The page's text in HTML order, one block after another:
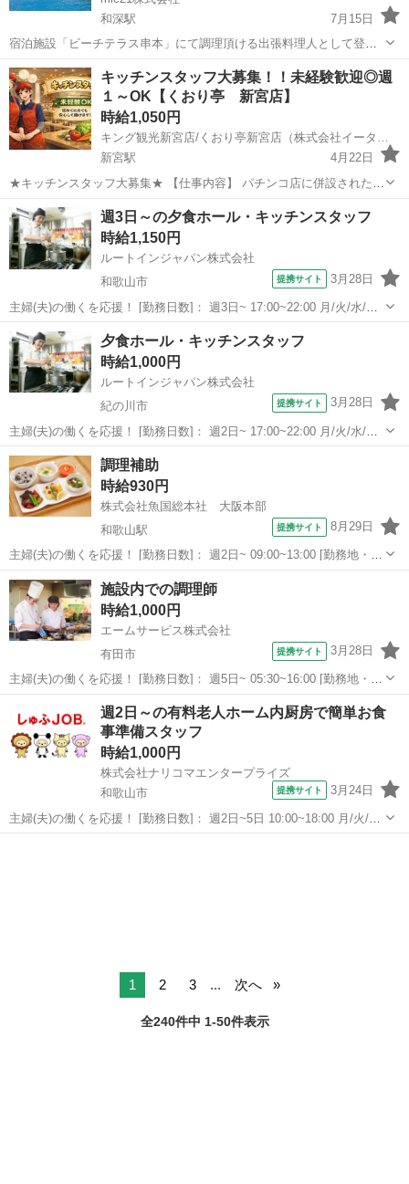
和深駅
7月15日
宿泊施設「ビーチテラス串本」にて調理頂ける出張料理人として登録
して頂ける方を募集しております。 和食・洋食などジャンルは問いま
せん。 お客様のご要望と登録いただいた調理人さんをマッチングさせ
て依頼のご相談をさせて頂きます...
和歌山 東牟婁郡 キッチン 宿泊施設
キッチンスタッフ大募集！！未経験歓迎◎週
１～OK【くおり亭 新宮店】
時給1,050円
キング観光新宮店/くおり亭新宮店（株式会社イータリー）
新宮駅
4月22日
★キッチンスタッフ大募集★ 【仕事内容】 パチンコ店に併設された飲
食店でのお仕事です！ 当店は【食券制】のためオーダーを取ることは
ありません。 キッチンでは、簡単な調理を行っていただきます！ 難し
い作業はあ...
和歌山 新宮市 新宮駅 キッチン 時給
週3日～の夕食ホール・キッチンスタッフ
時給1,150円
ルートインジャパン株式会社
和歌山市
提携サイト 3月28日
主婦(夫)の働くを応援！ [勤務日数]： 週3日~ 17:00~22:00 月/火/水/木/
金/土/日 などから選べます [勤務地・最寄駅]： 和歌山県和歌山市黒田
二丁目2番34号 ホテルルートインGrand和歌山駅東口...
和歌山 和歌山市
夕食ホール・キッチンスタッフ
時給1,000円
ルートインジャパン株式会社
紀の川市
提携サイト 3月28日
主婦(夫)の働くを応援！ [勤務日数]： 週2日~ 17:00~22:00 月/火/水/木/
金/土/日 などから選べます [勤務地・最寄駅]： 和歌山県紀の川市中井
阪317番地1 ホテルルートイン紀の川 下井阪駅徒歩7分...
和歌山 紀の川市 キッチン
調理補助
時給930円
株式会社魚国総本社 大阪本部
和歌山駅
提携サイト 8月29日
主婦(夫)の働くを応援！ [勤務日数]： 週2日~ 09:00~13:00 [勤務地・最
寄駅]： 和歌山県和歌山市中之島の大手企業内食堂 株式会社魚国総本
和歌山 和歌山市 和歌山駅 キッチン
施設内での調理師
時給1,000円
エームサービス株式会社
有田市
提携サイト 3月28日
主婦(夫)の働くを応援！ [勤務日数]： 週5日~ 05:30~16:00 [勤務地・最
寄駅]： 和歌山県有田郡有田川町庄637 老人保健施設 クオリティライ
フ和歌山-3343 ＜エームサービス株式会社＞ 藤並駅バス1...
有田市 キッチン
週2日～の有料老人ホーム内厨房で簡単お食
事準備スタッフ
時給1,000円
株式会社ナリコマエンタープライズ
和歌山市
提携サイト 3月24日
主婦(夫)の働くを応援！ [勤務日数]： 週2日~5日 10:00~18:00 月/火/水/
木/金/土/日 などから選べます [勤務地・最寄駅]： 和歌山県和歌山市塩
1 2 3 ... 次へ
全240件中 1-50件表示